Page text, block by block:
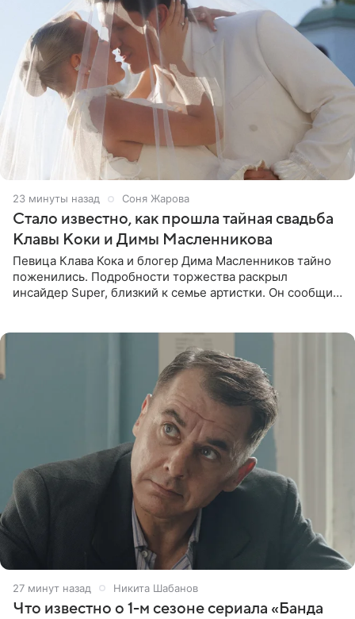
23 минуты назад Соня Жарова
Стало известно, как прошла тайная свадьба
Клавы Коки и Димы Масленникова
Певица Клава Кока и блогер Дима Масленников тайно
поженились. Подробности торжества раскрыл
инсайдер Super, близкий к семье артистки. Он сообщил,
27 минут назад Никита Шабанов
Что известно о 1-м сезоне сериала «Банда